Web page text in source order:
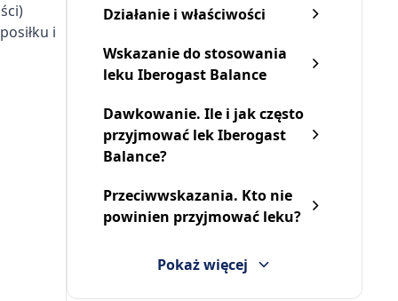
Iberogast Balance, krople
Iberogast, płyn doustny,
(i.rów),Delf,Łotwa, 20 ml
Działanie i właściwości
Wskazanie do stosowania
leku Iberogast Balance
Dawkowanie. Ile i jak często
przyjmować lek Iberogast
Balance?
Przeciwwskazania. Kto nie
powinien przyjmować leku?
Pokaż więcej
i